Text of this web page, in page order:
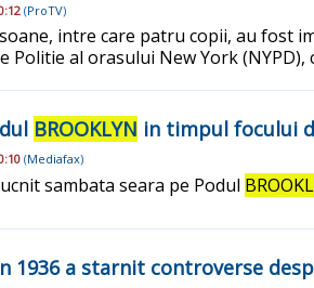
(ProTV)
intre care patru copii, au fost
Politie al orasului New York (NYPD),
BROOKLYN in timpul focului
(Mediafax)
sambata seara pe Podul
1936 a starnit controverse